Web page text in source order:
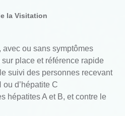
la Visitation
avec ou sans symptômes
place et référence rapide
suivi des personnes recevant
d’hépatite C
hépatites A et B, et contre le